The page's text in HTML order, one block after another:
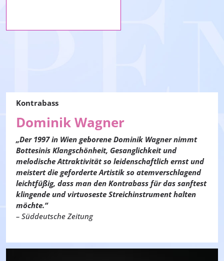
Kontrabass
Dominik Wagner
„Der 1997 in Wien geborene Dominik Wagner nimmt
Bottesinis Klangschönheit, Gesanglichkeit und
melodische Attraktivität so leidenschaftlich ernst und
meistert die geforderte Artistik so atemverschlagend
leichtfüßig, dass man den Kontrabass für das sanftest
klingende und virtuoseste Streichinstrument halten
möchte.“
– Süddeutsche Zeitung